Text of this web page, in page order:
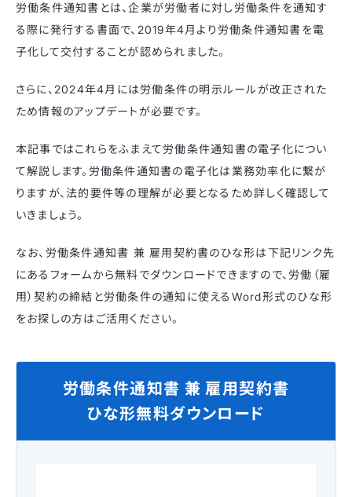
労働条件通知書とは、企業が労働者に対し労働条件を通知す
る際に発行する書面で、2019年4月より労働条件通知書を電
子化して交付することが認められました。
さらに、2024年4月には労働条件の明示ルールが改正された
ため情報のアップデートが必要です。
本記事ではこれらをふまえて労働条件通知書の電子化につい
て解説します。労働条件通知書の電子化は業務効率化に繋が
りますが、法的要件等の理解が必要となるため詳しく確認して
いきましょう。
なお、労働条件通知書 兼 雇用契約書のひな形は下記リンク先
にあるフォームから無料でダウンロードできますので、労働（雇
用）契約の締結と労働条件の通知に使えるWord形式のひな形
をお探しの方はご活用ください。
労働条件通知書 兼 雇用契約書
ひな形無料ダウンロード